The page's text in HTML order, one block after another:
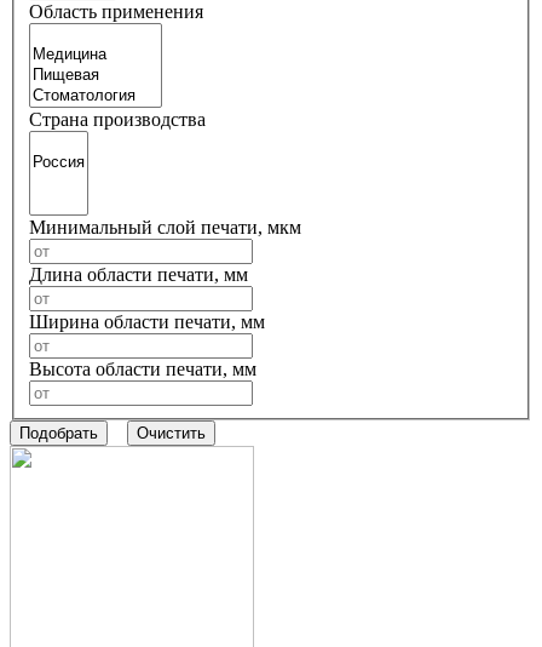
Область применения
Страна производства
Минимальный слой печати, мкм
Длина области печати, мм
Ширина области печати, мм
Высота области печати, мм